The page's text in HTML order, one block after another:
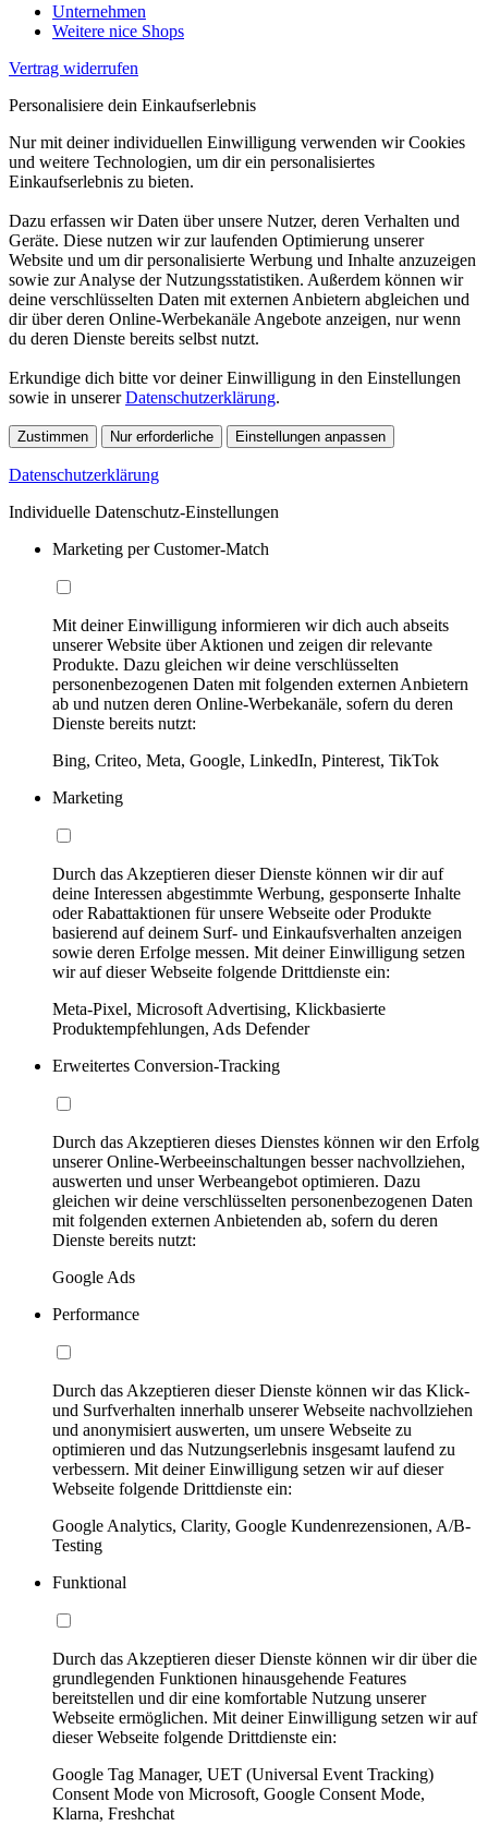
Unternehmen
Weitere nice Shops
Vertrag widerrufen
Personalisiere dein Einkaufserlebnis
Nur mit deiner individuellen Einwilligung verwenden wir Cookies
und weitere Technologien, um dir ein personalisiertes
Einkaufserlebnis zu bieten.
Dazu erfassen wir Daten über unsere Nutzer, deren Verhalten und
Geräte. Diese nutzen wir zur laufenden Optimierung unserer
Website und um dir personalisierte Werbung und Inhalte anzuzeigen
sowie zur Analyse der Nutzungsstatistiken. Außerdem können wir
deine verschlüsselten Daten mit externen Anbietern abgleichen und
dir über deren Online-Werbekanäle Angebote anzeigen, nur wenn
du deren Dienste bereits selbst nutzt.
Erkundige dich bitte vor deiner Einwilligung in den Einstellungen
sowie in unsererDatenschutzerklärung.
Zustimmen Nur erforderliche Einstellungen anpassen
Datenschutzerklärung
Individuelle Datenschutz-Einstellungen
Marketing per Customer-Match
Mit deiner Einwilligung informieren wir dich auch abseits
unserer Website über Aktionen und zeigen dir relevante
Produkte. Dazu gleichen wir deine verschlüsselten
personenbezogenen Daten mit folgenden externen Anbietern
ab und nutzen deren Online-Werbekanäle, sofern du deren
Dienste bereits nutzt:
Bing, Criteo, Meta, Google, LinkedIn, Pinterest, TikTok
Marketing
Durch das Akzeptieren dieser Dienste können wir dir auf
deine Interessen abgestimmte Werbung, gesponserte Inhalte
oder Rabattaktionen für unsere Webseite oder Produkte
basierend auf deinem Surf- und Einkaufsverhalten anzeigen
sowie deren Erfolge messen. Mit deiner Einwilligung setzen
wir auf dieser Webseite folgende Drittdienste ein:
Meta-Pixel, Microsoft Advertising, Klickbasierte
Produktempfehlungen, Ads Defender
Erweitertes Conversion-Tracking
Durch das Akzeptieren dieses Dienstes können wir den Erfolg
unserer Online-Werbeeinschaltungen besser nachvollziehen,
auswerten und unser Werbeangebot optimieren. Dazu
gleichen wir deine verschlüsselten personenbezogenen Daten
mit folgenden externen Anbietenden ab, sofern du deren
Dienste bereits nutzt:
Google Ads
Performance
Durch das Akzeptieren dieser Dienste können wir das Klick-
und Surfverhalten innerhalb unserer Webseite nachvollziehen
und anonymisiert auswerten, um unsere Webseite zu
optimieren und das Nutzungserlebnis insgesamt laufend zu
verbessern. Mit deiner Einwilligung setzen wir auf dieser
Webseite folgende Drittdienste ein:
Google Analytics, Clarity, Google Kundenrezensionen, A/B-
Testing
Funktional
Durch das Akzeptieren dieser Dienste können wir dir über die
grundlegenden Funktionen hinausgehende Features
bereitstellen und dir eine komfortable Nutzung unserer
Webseite ermöglichen. Mit deiner Einwilligung setzen wir auf
dieser Webseite folgende Drittdienste ein:
Google Tag Manager, UET (Universal Event Tracking)
Consent Mode von Microsoft, Google Consent Mode,
Klarna, Freshchat